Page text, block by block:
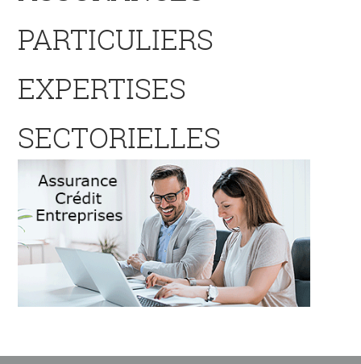
PARTICULIERS
EXPERTISES
SECTORIELLES